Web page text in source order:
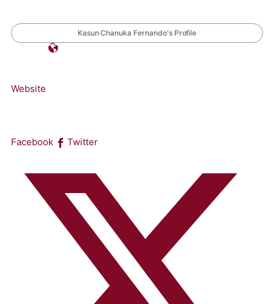
Kasun Chanuka Fernando's Profile
Website
Facebook Twitter